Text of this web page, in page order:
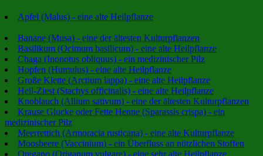
Apfel (Malus) - eine alte Heilpflanze
Banane (Musa) - eine der ältesten Kulturpflanzen
Basilikum (Ocimum basilicum) - eine alte Heilpflanze
Chaga (Inonotus obliquus) - ein medizinischer Pilz
Hopfen (Humulus) - eine alte Heilpflanze
Große Klette (Arctium lappa) - eine alte Heilpflanze
Heil-Ziest (Stachys officinalis) - eine alte Heilpflanze
Knoblauch (Allium sativum) - eine der ältesten Kulturpflanzen
Krause Glucke oder Fette Henne (Sparassis crispa) - ein
medizinischer Pilz
Meerrettich (Armoracia rusticana) - eine alte Kulturpflanze
Moosbeere (Vaccinium) - ein Überfluss an nützlichen Stoffen
Oregano (Origanum vulgare) - eine sehr alte Heilpflanze